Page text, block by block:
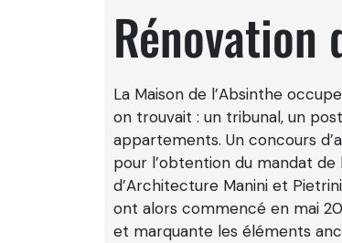
La Maison de l’Absinthe
on trouvait : un tribunal, un
appartements. Un concours
pour l’obtention du mandat de
d’Architecture Manini et
ont alors commencé en mai
et marquante les éléments